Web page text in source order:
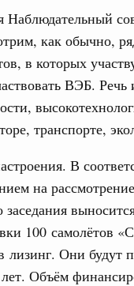
Наблюдательный
как обычно,
в которых
ВЭБ. Речь
транспорте,
В
на рассмотрение
заседания
100 самолётов
лизинг. Они будут
Объём
и администрирования,
перевозок,
Вчера
политики
строительства
под